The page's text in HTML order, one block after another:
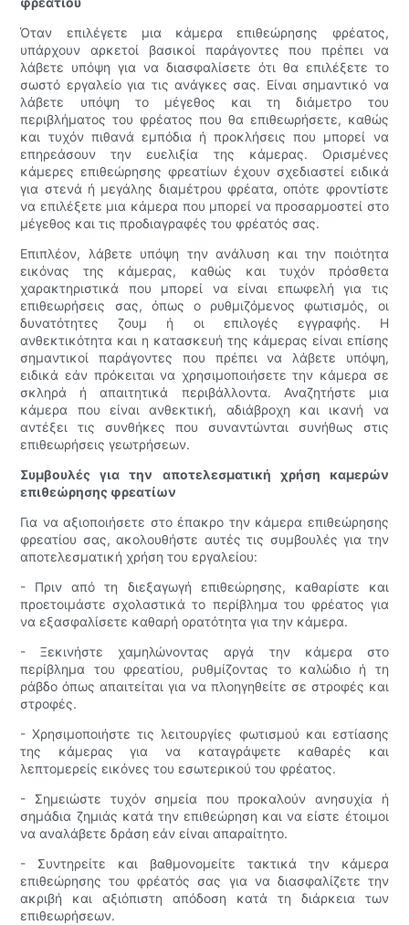
Όταν επιλέγετε μια κάμερα επιθεώρησης φρέατος,
υπάρχουν αρκετοί βασικοί παράγοντες που πρέπει να
λάβετε υπόψη για να διασφαλίσετε ότι θα επιλέξετε το
σωστό εργαλείο για τις ανάγκες σας. Είναι σημαντικό να
λάβετε υπόψη το μέγεθος και τη διάμετρο του
περιβλήματος του φρέατος που θα επιθεωρήσετε, καθώς
και τυχόν πιθανά εμπόδια ή προκλήσεις που μπορεί να
επηρεάσουν την ευελιξία της κάμερας. Ορισμένες
κάμερες επιθεώρησης φρεατίων έχουν σχεδιαστεί ειδικά
για στενά ή μεγάλης διαμέτρου φρέατα, οπότε φροντίστε
να επιλέξετε μια κάμερα που μπορεί να προσαρμοστεί στο
μέγεθος και τις προδιαγραφές του φρέατός σας.
Επιπλέον, λάβετε υπόψη την ανάλυση και την ποιότητα
εικόνας της κάμερας, καθώς και τυχόν πρόσθετα
χαρακτηριστικά που μπορεί να είναι επωφελή για τις
επιθεωρήσεις σας, όπως ο ρυθμιζόμενος φωτισμός, οι
δυνατότητες ζουμ ή οι επιλογές εγγραφής. Η
ανθεκτικότητα και η κατασκευή της κάμερας είναι επίσης
σημαντικοί παράγοντες που πρέπει να λάβετε υπόψη,
ειδικά εάν πρόκειται να χρησιμοποιήσετε την κάμερα σε
σκληρά ή απαιτητικά περιβάλλοντα. Αναζητήστε μια
κάμερα που είναι ανθεκτική, αδιάβροχη και ικανή να
αντέξει τις συνθήκες που συναντώνται συνήθως στις
επιθεωρήσεις γεωτρήσεων.
Συμβουλές για την αποτελεσματική χρήση καμερών
επιθεώρησης φρεατίων
Για να αξιοποιήσετε στο έπακρο την κάμερα επιθεώρησης
φρεατίου σας, ακολουθήστε αυτές τις συμβουλές για την
αποτελεσματική χρήση του εργαλείου:
- Πριν από τη διεξαγωγή επιθεώρησης, καθαρίστε και
προετοιμάστε σχολαστικά το περίβλημα του φρέατος για
να εξασφαλίσετε καθαρή ορατότητα για την κάμερα.
- Ξεκινήστε χαμηλώνοντας αργά την κάμερα στο
περίβλημα του φρεατίου, ρυθμίζοντας το καλώδιο ή τη
ράβδο όπως απαιτείται για να πλοηγηθείτε σε στροφές και
στροφές.
- Χρησιμοποιήστε τις λειτουργίες φωτισμού και εστίασης
της κάμερας για να καταγράψετε καθαρές και
λεπτομερείς εικόνες του εσωτερικού του φρέατος.
- Σημειώστε τυχόν σημεία που προκαλούν ανησυχία ή
σημάδια ζημιάς κατά την επιθεώρηση και να είστε έτοιμοι
να αναλάβετε δράση εάν είναι απαραίτητο.
- Συντηρείτε και βαθμονομείτε τακτικά την κάμερα
επιθεώρησης του φρέατός σας για να διασφαλίζετε την
ακριβή και αξιόπιστη απόδοση κατά τη διάρκεια των
επιθεωρήσεων.